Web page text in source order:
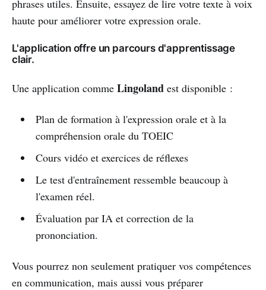
phrases utiles. Ensuite, essayez de lire votre texte à voix
haute pour améliorer votre expression orale.
L'application offre un parcours d'apprentissage
clair.
Une application comme Lingoland est disponible :
Plan de formation à l'expression orale et à la
compréhension orale du TOEIC
Cours vidéo et exercices de réflexes
Le test d'entraînement ressemble beaucoup à
l'examen réel.
Évaluation par IA et correction de la
prononciation.
Vous pourrez non seulement pratiquer vos compétences
en communication, mais aussi vous préparer